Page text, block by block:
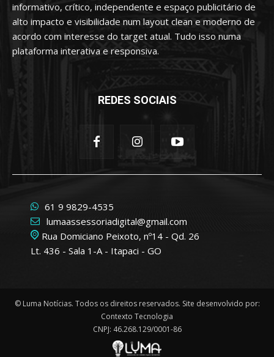
informativo, crítico, independente e espaço publicitário de
alto impacto e visibilidade num layout clean e moderno de
acordo com interesse do target atual. Tudo isso numa
plataforma interativa e responsiva.
REDES SOCIAIS
61 9 9829-4535
lumaassessoriadigital@gmail.com
Rua Domiciano Peixoto, nº14 - Qd. 26
Lt. 436 - Sala 1-A - Itapaci - GO
© Luma Notícias. Todos os direitos reservados. Site desenvolvido por:
Contexto Tecnologia
CNPJ: 46.268.129/0001-86